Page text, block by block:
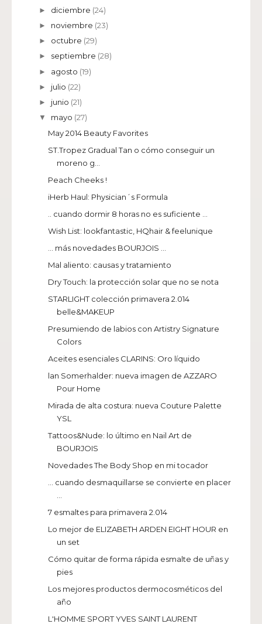
► diciembre (24)
► noviembre (23)
► octubre (29)
► septiembre (28)
► agosto (19)
► julio (22)
► junio (21)
▼ mayo (27)
May 2014 Beauty Favorites
ST.Tropez Gradual Tan o cómo conseguir un
moreno g...
Peach Cheeks !
iHerb Haul: Physician´s Formula
.. cuando dormir 8 horas no es suficiente ...
Wish List: lookfantastic, HQhair & feelunique
... más novedades BOURJOIS ...
Mal aliento: causas y tratamiento
Dry Touch: la protección solar que no se nota
STARLIGHT colección primavera 2.014
belle&MAKEUP
Presumiendo de labios con Artistry Signature
Colors
Aceites esenciales CLARINS: Oro líquido
lan Somerhalder: nueva imagen de AZZARO
Pour Home
Mirada de alta costura: nueva Couture Palette
YSL
Tattoos&Nude: lo último en Nail Art de
BOURJOIS
Novedades The Body Shop en mi tocador
... cuando desmaquillarse se convierte en placer
7 esmaltes para primavera 2.014
Lo mejor de ELIZABETH ARDEN EIGHT HOUR en
un set
Cómo quitar de forma rápida esmalte de uñas y
pies
Los mejores productos dermocosméticos del
año
L'HOMME SPORT YVES SAINT LAURENT